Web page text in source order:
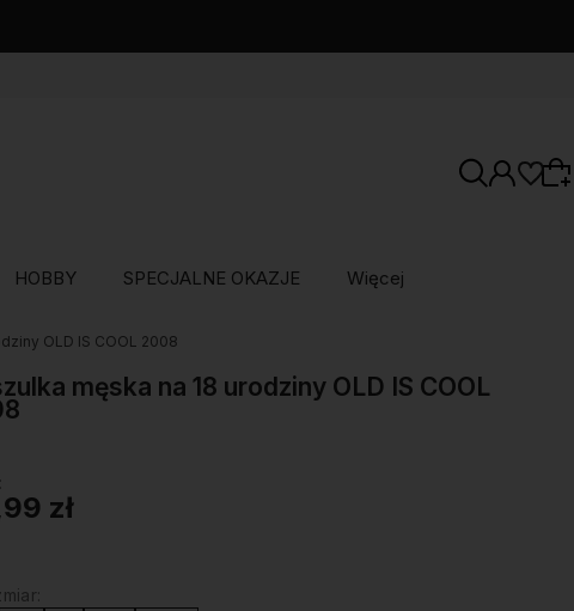
oferty lub zaloguj się, aby przywrócić dodane
produkty do listy z poprzedniej sesji.
HOBBY SPECJALNE OKAZJE Więcej
OLD IS COOL 2008
męska na 18 urodziny OLD IS COOL
zł